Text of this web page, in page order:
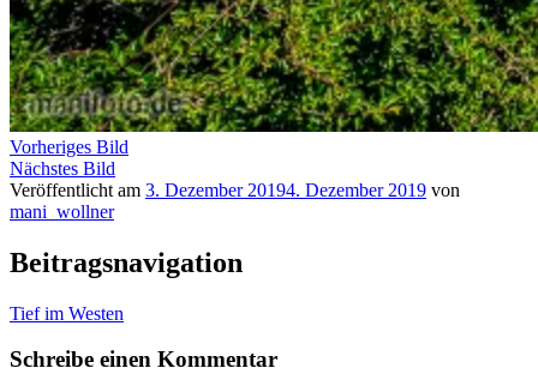
Vorheriges Bild
Nächstes Bild
Veröffentlicht am 3. Dezember 20194. Dezember 2019 von
mani_wollner
Beitragsnavigation
Tief im Westen
Schreibe einen Kommentar